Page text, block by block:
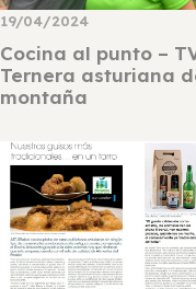
19/04/2024
Cocina al punto –
Ternera asturiana
montaña